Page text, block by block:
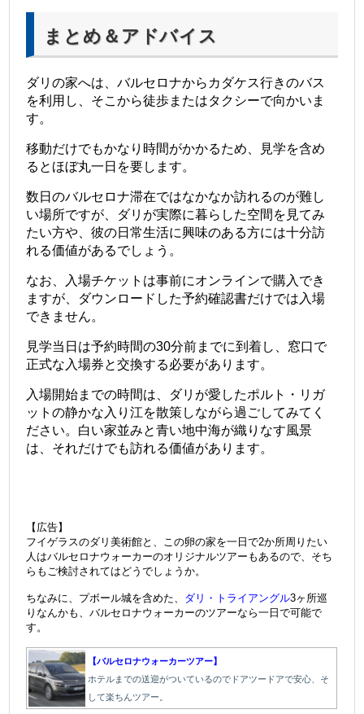
まとめ＆アドバイス
ダリの家へは、バルセロナからカダケス行きのバス
を利用し、そこから徒歩またはタクシーで向かいま
す。
移動だけでもかなり時間がかかるため、見学を含め
るとほぼ丸一日を要します。
数日のバルセロナ滞在ではなかなか訪れるのが難し
い場所ですが、ダリが実際に暮らした空間を見てみ
たい方や、彼の日常生活に興味のある方には十分訪
れる価値があるでしょう。
なお、入場チケットは事前にオンラインで購入でき
ますが、ダウンロードした予約確認書だけでは入場
できません。
見学当日は予約時間の30分前までに到着し、窓口で
正式な入場券と交換する必要があります。
入場開始までの時間は、ダリが愛したポルト・リガ
ットの静かな入り江を散策しながら過ごしてみてく
ださい。白い家並みと青い地中海が織りなす風景
は、それだけでも訪れる価値があります。
【広告】
フイゲラスのダリ美術館と、この卵の家を一日で2か所周りたい
人はバルセロナウォーカーのオリジナルツアーもあるので、そち
らもご検討されてはどうでしょうか。
ちなみに、プボール城を含めた、 ダリ・トライアングル3ヶ所巡
りなんかも、バルセロナウォーカーのツアーなら一日で可能で
す。
【バルセロナウォーカーツアー】
ホテルまでの送迎がついているのでドアツードアで安心、そ
して楽ちんツアー。